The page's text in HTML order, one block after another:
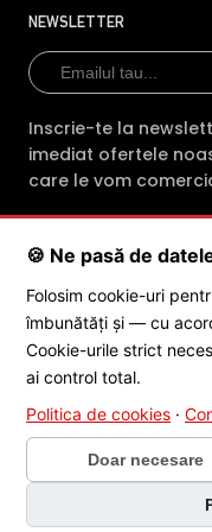
profesionalism
de produsul
partea
E-Camere.ro
echipamentelor
Echipa de
camere.ro
servicii dedicate
de camere de
adresandu-
companii si
de stat, care
NEWSLETTER
Inscrie-te la
imediat ofertele
care le vom
SC POLITES ONLINE SRL·
J2015001227161
·
Poenaru, Nr. 1, Craiova,
© 2026
🍪 Ne pasă de
Folosim cookie-uri
îmbunătăți și — cu
Cookie-urile strict
ai control total.
Politica de cookies ·
Doar necesare